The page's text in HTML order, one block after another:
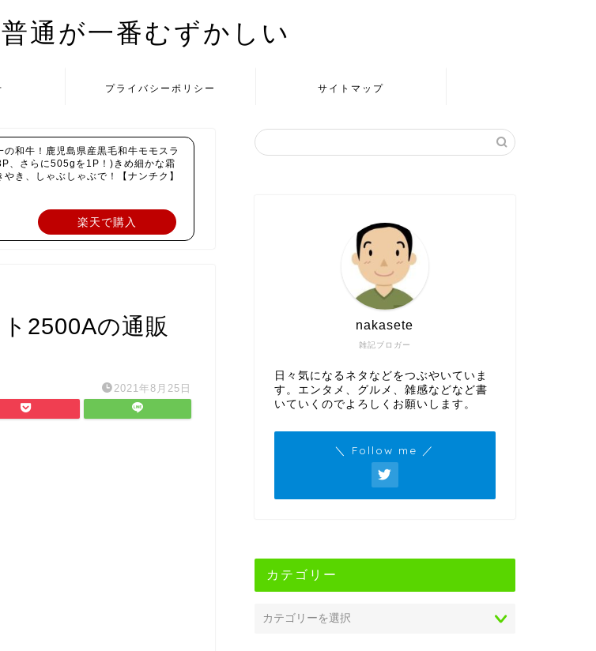
通が一番むずかしい
プライバシーポリシー サイトマップ
の和牛！鹿児島県産黒毛和牛モモスラ
、さらに505gを1P！)きめ細かな霜
き、しゃぶしゃぶで！【ナンチク】
楽天で購入
2500Aの通販
2021年8月25日
雑記ブロガー
nakasete
日々気になるネタなどをつぶやいていま
す。エンタメ、グルメ、雑感などなど書
いていくのでよろしくお願いします。
＼ Follow me ／
カテゴリー